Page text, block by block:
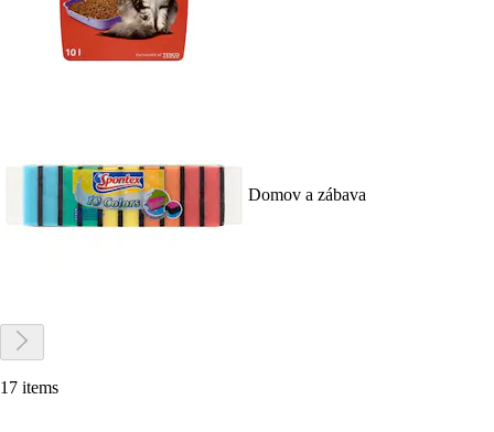
Domov a zábava
17 items